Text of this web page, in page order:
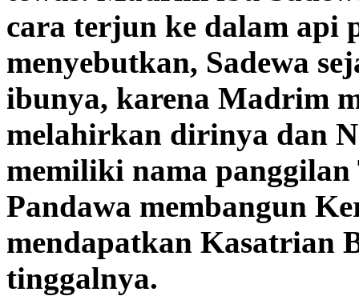
cara terjun ke dalam api
menyebutkan, Sadewa
ibunya, karena Madrim
melahirkan dirinya dan
memiliki nama panggilan
Pandawa membangun
mendapatkan Kasatrian
tinggalnya.